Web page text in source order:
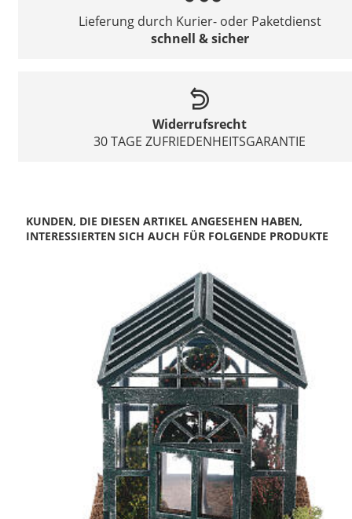
Lieferung durch Kurier- oder Paketdienst
schnell & sicher
Widerrufsrecht
30 TAGE ZUFRIEDENHEITSGARANTIE
KUNDEN, DIE DIESEN ARTIKEL ANGESEHEN HABEN,
INTERESSIERTEN SICH AUCH FÜR FOLGENDE PRODUKTE